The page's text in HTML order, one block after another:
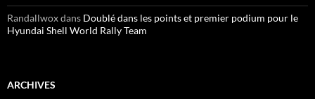
Randallwoxdans Doublé dans les points et premier podium pour le
Hyundai Shell World Rally Team
ARCHIVES